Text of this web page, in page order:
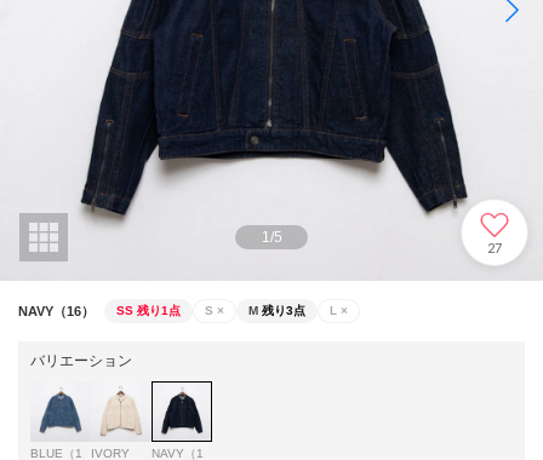
1/5
27
NAVY（16） SS 残り1点 S × M 残り3点 L ×
バリエーション
BLUE（1
IVORY
NAVY（1